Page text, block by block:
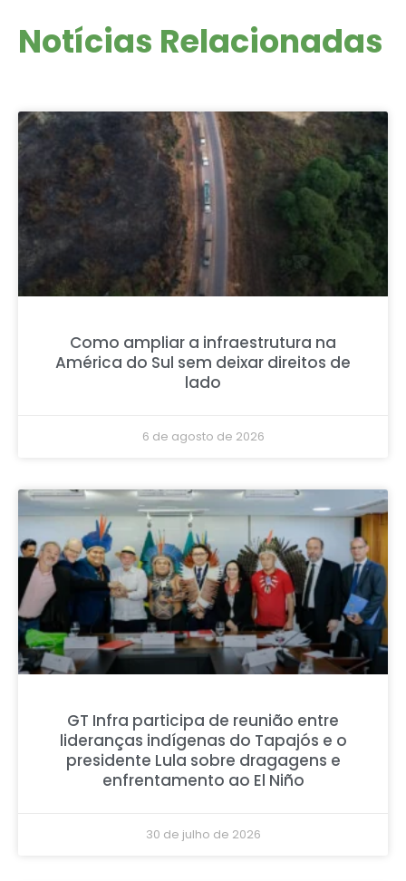
Notícias Relacionadas
Como ampliar a infraestrutura na
América do Sul sem deixar direitos de
lado
6 de agosto de 2026
GT Infra participa de reunião entre
lideranças indígenas do Tapajós e o
presidente Lula sobre dragagens e
enfrentamento ao El Niño
30 de julho de 2026